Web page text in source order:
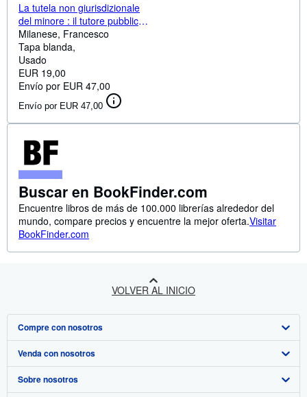
La tutela non giurisdizionale
del minore : il tutore pubblico
dei minori
Milanese, Francesco
Tapa blanda
Usado
EUR 19,00
Envío por EUR 47,00
Envío por EUR 47,00
Buscar en BookFinder.com
Encuentre libros de más de 100.000 librerías alrededor del
mundo, compare precios y encuentre la mejor oferta.Visitar
BookFinder.com
VOLVER AL INICIO
Compre con nosotros
Búsqueda avanzada
Colecciones
Venda con nosotros
Comenzar a vender
Sobre nosotros